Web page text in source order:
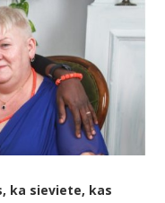
ka sieviete, kas